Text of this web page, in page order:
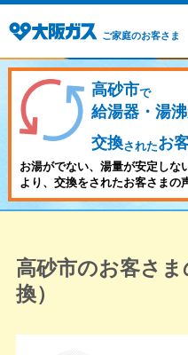
ご家庭のお客さま
高砂市で
給湯器・湯
交換されたお
お湯がでない、湯量が安定しな
より、交換をされたお客さまの
高砂市のお客さ
換）